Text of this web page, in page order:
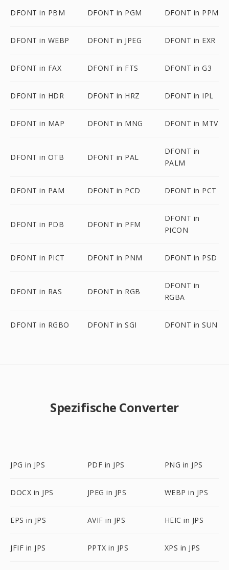
DFONT in PBM DFONT in PGM DFONT in PPM
DFONT in WEBP DFONT in JPEG DFONT in EXR
DFONT in FAX DFONT in FTS DFONT in G3
DFONT in HDR DFONT in HRZ DFONT in IPL
DFONT in MAP DFONT in MNG DFONT in MTV
DFONT in OTB DFONT in PAL
DFONT in
PALM
DFONT in PAM DFONT in PCD DFONT in PCT
DFONT in PDB DFONT in PFM
DFONT in
PICON
DFONT in PICT DFONT in PNM DFONT in PSD
DFONT in RAS DFONT in RGB
DFONT in
RGBA
DFONT in RGBO DFONT in SGI DFONT in SUN
Spezifische Converter
JPG in JPS PDF in JPS PNG in JPS
DOCX in JPS JPEG in JPS WEBP in JPS
EPS in JPS AVIF in JPS HEIC in JPS
JFIF in JPS PPTX in JPS XPS in JPS